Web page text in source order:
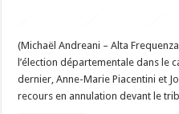
(Michaël Andreani – Alta
l’élection départementale dans le
dernier, Anne-Marie Piacentini et
recours en annulation devant le